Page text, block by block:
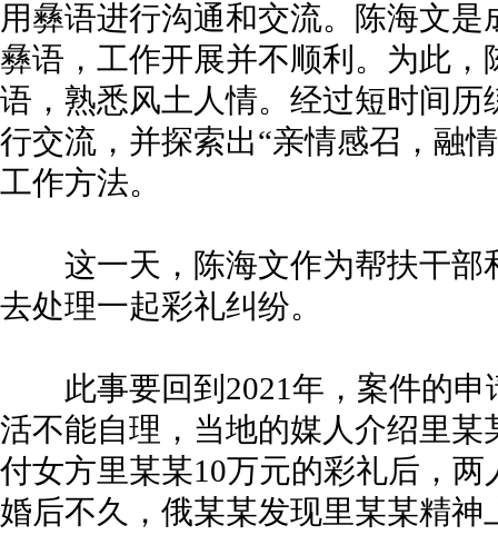
用彝语进行沟通和交流。陈海文
彝语，工作开展并不顺利。为此
语，熟悉风土人情。经过短时间
行交流，并探索出“亲情感召，融
工作方法。
这一天，陈海文作为帮扶干部
去处理一起彩礼纠纷。
此事要回到2021年，案件的申
活不能自理，当地的媒人介绍里
付女方里某某10万元的彩礼后，
婚后不久，俄某某发现里某某精